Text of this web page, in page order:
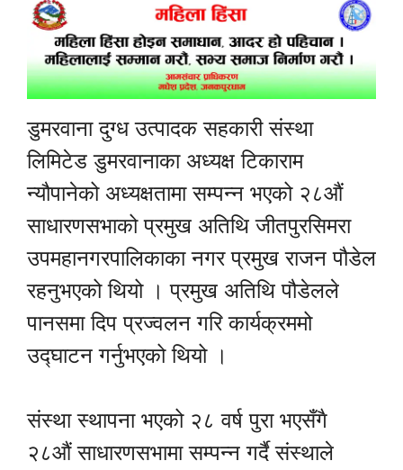
डुमरवाना दुग्ध उत्पादक सहकारी संस्था
लिमिटेड डुमरवानाका अध्यक्ष टिकाराम
न्यौपानेको अध्यक्षतामा सम्पन्न भएको २८औं
साधारणसभाको प्रमुख अतिथि जीतपुरसिमरा
उपमहानगरपालिकाका नगर प्रमुख राजन पौडेल
रहनुभएको थियो । प्रमुख अतिथि पौडेलले
पानसमा दिप प्रज्वलन गरि कार्यक्रममो
उद्घाटन गर्नुभएको थियो ।
संस्था स्थापना भएको २८ वर्ष पुरा भएसँगै
२८औं साधारणसभामा सम्पन्न गर्दै संस्थाले